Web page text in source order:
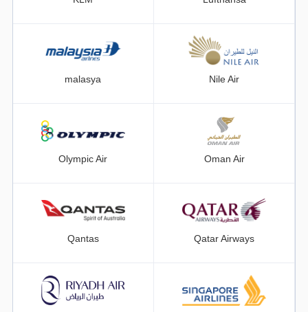
malasya Nile Air
Olympic Air Oman Air
Qantas Qatar Airways